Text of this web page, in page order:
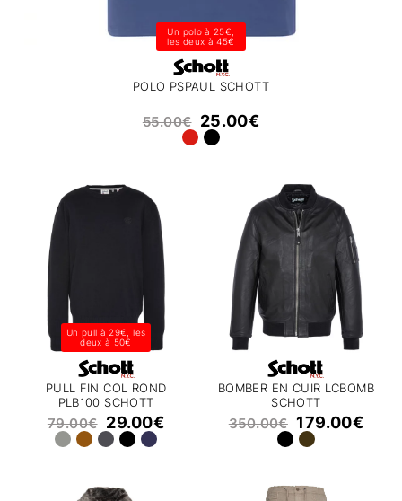
Un polo à 25€,
les deux à 45€
POLO PSPAUL SCHOTT
55.00€ 25.00€
Un pull à 29€, les
deux à 50€
PULL FIN COL ROND
PLB100 SCHOTT
79.00€ 29.00€
BOMBER EN CUIR LCBOMB
SCHOTT
350.00€ 179.00€